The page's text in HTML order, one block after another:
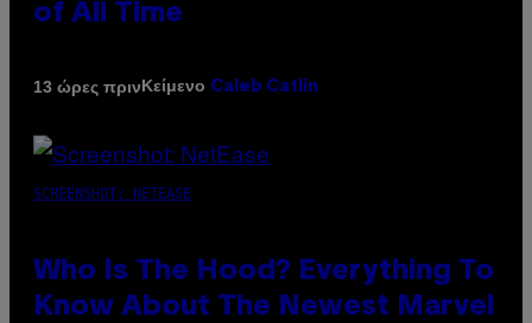
of All Time
13 ώρες πρινΚείμενο Caleb Catlin
SCREENSHOT: NETEASE
Who Is The Hood? Everything To
Know About The Newest Marvel